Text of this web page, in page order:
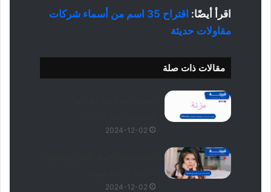
اقرأ أيضًا:
اقتراح 35 اسم من أسماء شركات
مقاولات حديثة
مقالات ذات صلة
2024-12-02
2024-12-02